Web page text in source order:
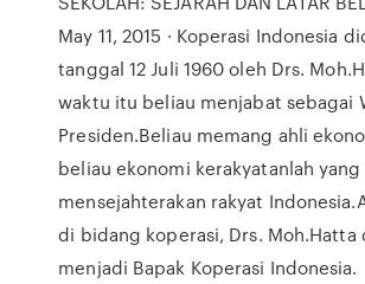
May 11, 2015 · Koperasi Indonesia
tanggal 12 Juli 1960 oleh Drs.
waktu itu beliau menjabat sebagai
Presiden.Beliau memang ahli
beliau ekonomi kerakyatanlah yang
mensejahterakan rakyat
di bidang koperasi, Drs. Moh.Hatta
menjadi Bapak Koperasi Indonesia.